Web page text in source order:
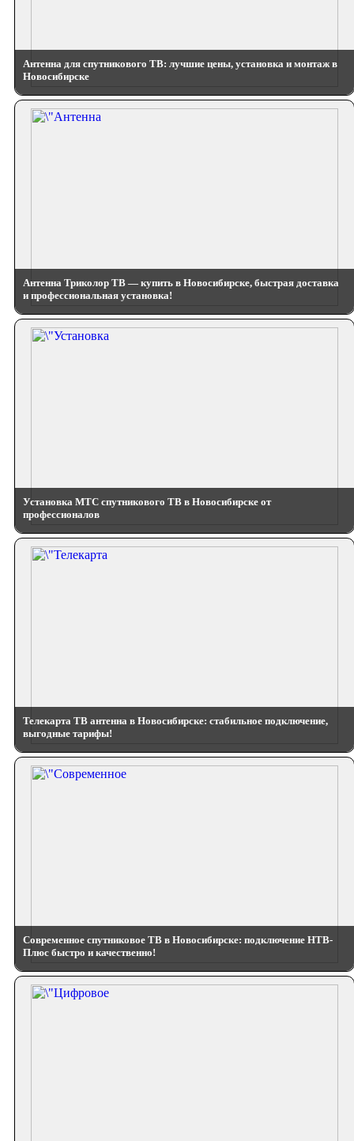
Антенна для спутникового ТВ: лучшие цены, установка и монтаж в
Новосибирске
Антенна Триколор ТВ — купить в Новосибирске, быстрая доставка
и профессиональная установка!
Установка МТС спутникового ТВ в Новосибирске от
профессионалов
Телекарта ТВ антенна в Новосибирске: стабильное подключение,
выгодные тарифы!
Современное спутниковое ТВ в Новосибирске: подключение НТВ-
Плюс быстро и качественно!